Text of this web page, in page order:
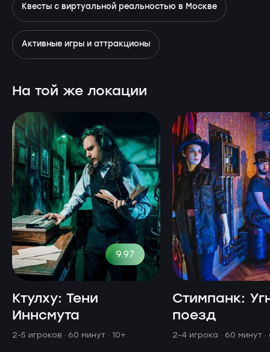
Квесты с виртуальной реальностью в Москве
Активные игры и аттракционы
На той же локации
9.97
Ктулху: Тени
Иннсмута
2-5 игроков · 60 минут · 10+
Стимпанк:
поезд
2-4 игрока · 60 минут